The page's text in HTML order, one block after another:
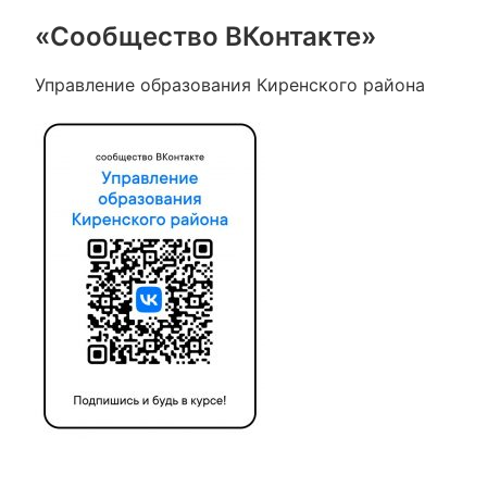
«Сообщество ВКонтакте»
Управление образования Киренского района